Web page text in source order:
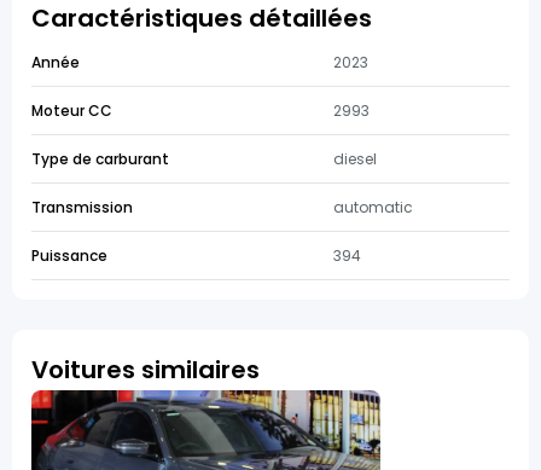
Caractéristiques détaillées
Année 2023
Moteur CC 2993
Type de carburant diesel
Transmission automatic
Puissance 394
Voitures similaires